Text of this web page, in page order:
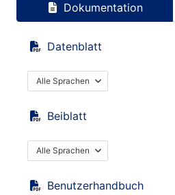
Dokumentation
Datenblatt
Alle Sprachen
Beiblatt
Alle Sprachen
Benutzerhandbuch